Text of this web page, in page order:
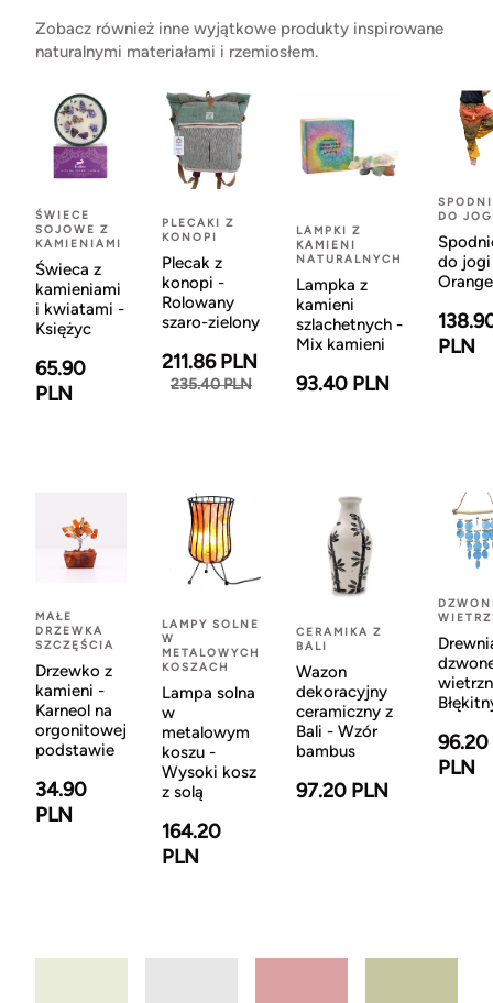
Zobacz również inne wyjątkowe produkty inspirowane
naturalnymi materiałami i rzemiosłem.
ŚWIECE
SOJOWE Z
KAMIENIAMI
Świeca z
kamieniami
i kwiatami -
Księżyc
65.90
PLN
PLECAKI Z
KONOPI
Plecak z
konopi -
Rolowany
szaro-zielony
211.86 PLN
235.40 PLN
LAMPKI Z
KAMIENI
NATURALNYCH
Lampka z
kamieni
szlachetnych -
Mix kamieni
93.40 PLN
DO
do
Orange
PLN
MAŁE
DRZEWKA
SZCZĘŚCIA
Drzewko z
kamieni -
Karneol na
orgonitowej
podstawie
34.90
PLN
LAMPY SOLNE
W
METALOWYCH
KOSZACH
Lampa solna
w
metalowym
koszu -
Wysoki kosz
z solą
164.20
PLN
CERAMIKA Z
BALI
Wazon
dekoracyjny
ceramiczny z
Bali - Wzór
bambus
97.20 PLN
96.20
PLN